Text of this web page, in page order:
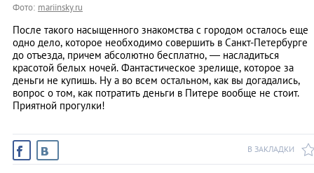
Фото: mariinsky.ru
После такого насыщенного знакомства с городом осталось еще
одно дело, которое необходимо совершить в Санкт-Петербурге
до отъезда, причем абсолютно бесплатно, — насладиться
красотой белых ночей. Фантастическое зрелище, которое за
деньги не купишь. Ну а во всем остальном, как вы догадались,
вопрос о том, как потратить деньги в Питере вообще не стоит.
Приятной прогулки!
В ЗАКЛАДКИ